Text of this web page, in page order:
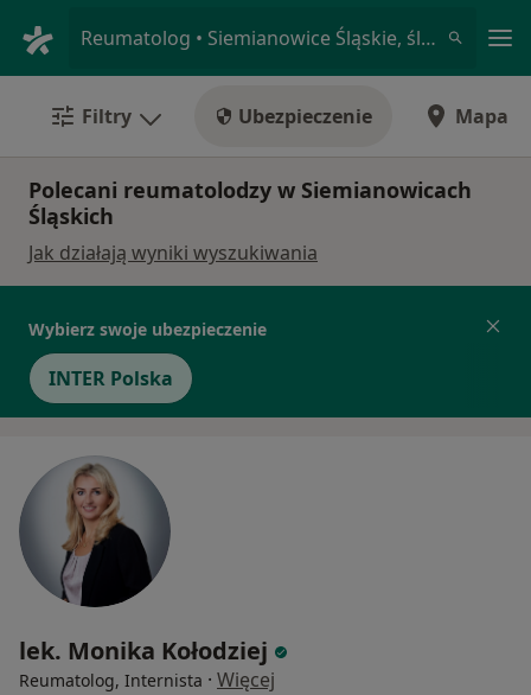
Reumatolog • Siemianowice Śląskie, śląskie
Filtry Ubezpieczenie Mapa
Polecani reumatolodzy w Siemianowicach
Śląskich
Jak działają wyniki wyszukiwania
Wybierz swoje ubezpieczenie
INTER Polska
lek. Monika Kołodziej
Reumatolog, Internista · Więcej